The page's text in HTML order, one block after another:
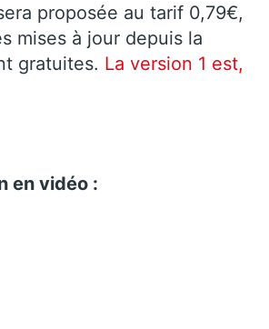
proposée au tarif 0,79€,
mises à jour depuis la
gratuites. La version 1 est,
en vidéo :